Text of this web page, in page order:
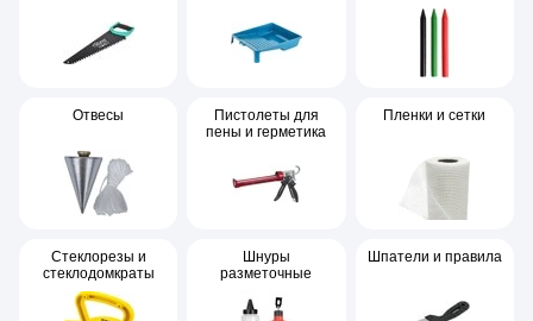
Отвесы
Пистолеты для
пены и герметика
Пленки и сетки
Стеклорезы и
стеклодомкраты
Шнуры
разметочные
Шпатели и правила